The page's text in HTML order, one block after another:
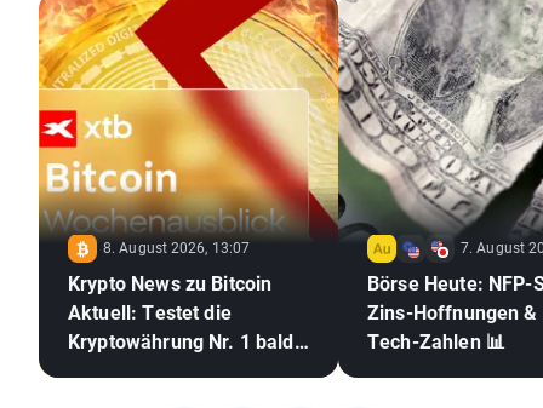
8. August 2026, 13:07
Krypto News zu Bitcoin
Aktuell: Testet die
Kryptowährung Nr. 1 bald
7. August
Börse Heute: NFP-
Zins-Hoffnungen &
Tech-Zahlen 📊